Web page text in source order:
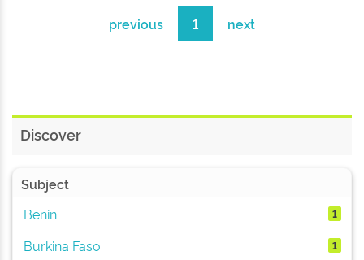
previous 1 next
Discover
Subject
Benin
1
Burkina Faso 1